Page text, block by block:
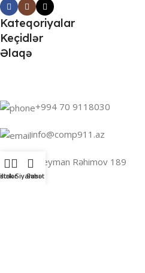
Kateqoriyalar
Keçidlər
Əlaqə
+994 70 9118030
info@comp911.az
Bakı, Süleyman Rəhimov 189
Siyahısı
Səbət